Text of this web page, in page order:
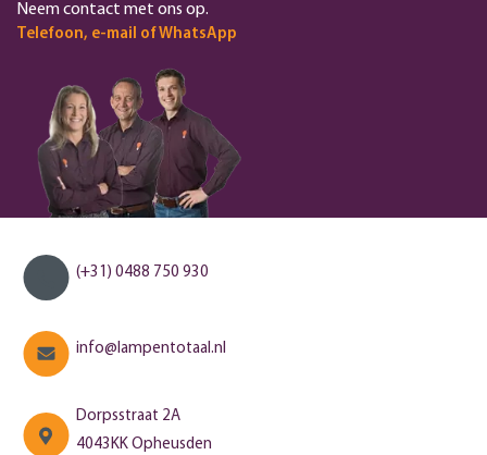
Neem contact met ons op.
Telefoon, e-mail of WhatsApp
(+31) 0488 750 930
info@lampentotaal.nl
Dorpsstraat 2A
4043KK Opheusden